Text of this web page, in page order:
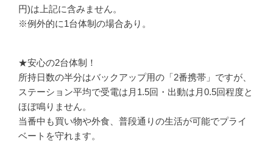
円)は上記に含みません。
※例外的に1台体制の場合あり。
★安心の2台体制！
所持日数の半分はバックアップ用の「2番携帯」ですが、
ステーション平均で受電は月1.5回・出動は月0.5回程度と
ほぼ鳴りません。
当番中も買い物や外食、普段通りの生活が可能でプライ
ベートを守れます。